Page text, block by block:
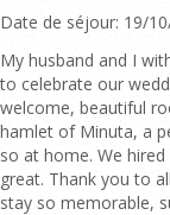
Date de séjour: 19/
My husband and I
to celebrate our
welcome, beautiful
hamlet of Minuta, a
so at home. We
great. Thank you to
stay so memorable,